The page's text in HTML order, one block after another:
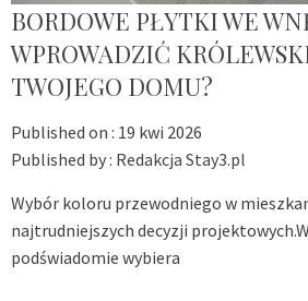
BORDOWE PŁYTKI WE
WPROWADZIĆ
TWOJEGO DOMU?
Published on : 19 kwi 2026
Published by : Redakcja Stay3.pl
Wybór koloru przewodniego w
najtrudniejszych decyzji
podświadomie wybiera